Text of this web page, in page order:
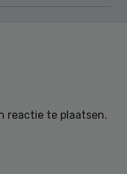
reactie te plaatsen.